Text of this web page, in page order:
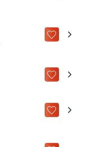
ZU „MEINE
ZU „MEINE
ZU „MEINE